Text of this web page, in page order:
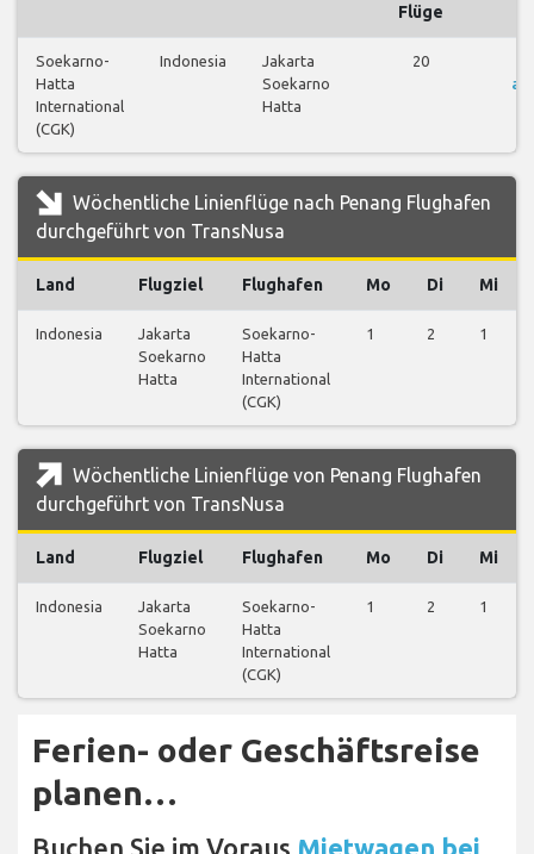
Flüge
Soekarno-
Hatta
International
(CGK)
Indonesia
Jakarta
Soekarno
Hatta
20
Wöchentliche Linienflüge nach Penang Flughafen
durchgeführt von TransNusa
Land Flugziel Flughafen Mo Di Mi
Indonesia
Jakarta
Soekarno
Hatta
Soekarno-
Hatta
International
(CGK)
1 2 1
Wöchentliche Linienflüge von Penang Flughafen
durchgeführt von TransNusa
Land Flugziel Flughafen Mo Di Mi
Indonesia
Jakarta
Soekarno
Hatta
Soekarno-
Hatta
International
(CGK)
1 2 1
Ferien- oder Geschäftsreise
planen…
Buchen Sie im Voraus Mietwagen bei